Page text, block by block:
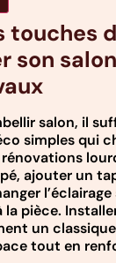
touches
son
salon, il
simples qui
ajouter un
la pièce.
un
tout en